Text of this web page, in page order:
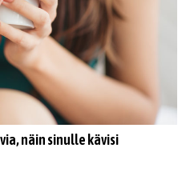
näin sinulle kävisi